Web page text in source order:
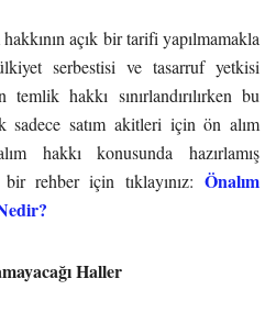
açık bir tarifi yapılmamakla
serbestisi ve tasarruf yetkisi
hakkı sınırlandırılırken bu
sadece satım akitleri için ön alım
hakkı konusunda hazırlamış
rehber için tıklayınız: Önalım
Haller